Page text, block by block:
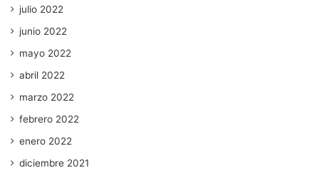
julio 2022
junio 2022
mayo 2022
abril 2022
marzo 2022
febrero 2022
enero 2022
diciembre 2021